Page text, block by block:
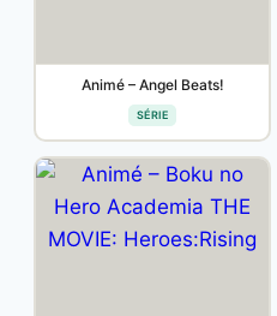
Animé – Angel Beats!
SÉRIE